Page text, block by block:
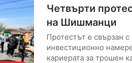
Четвърти
на Шишманци
Протестът е свързан с
инвестиционно
кариерата за трошен